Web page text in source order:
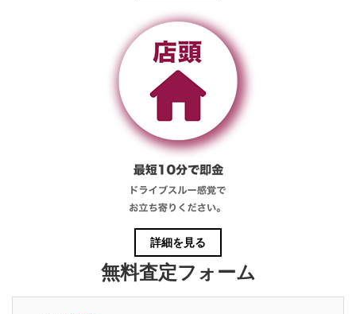
詳細を見る
無料査定フォーム